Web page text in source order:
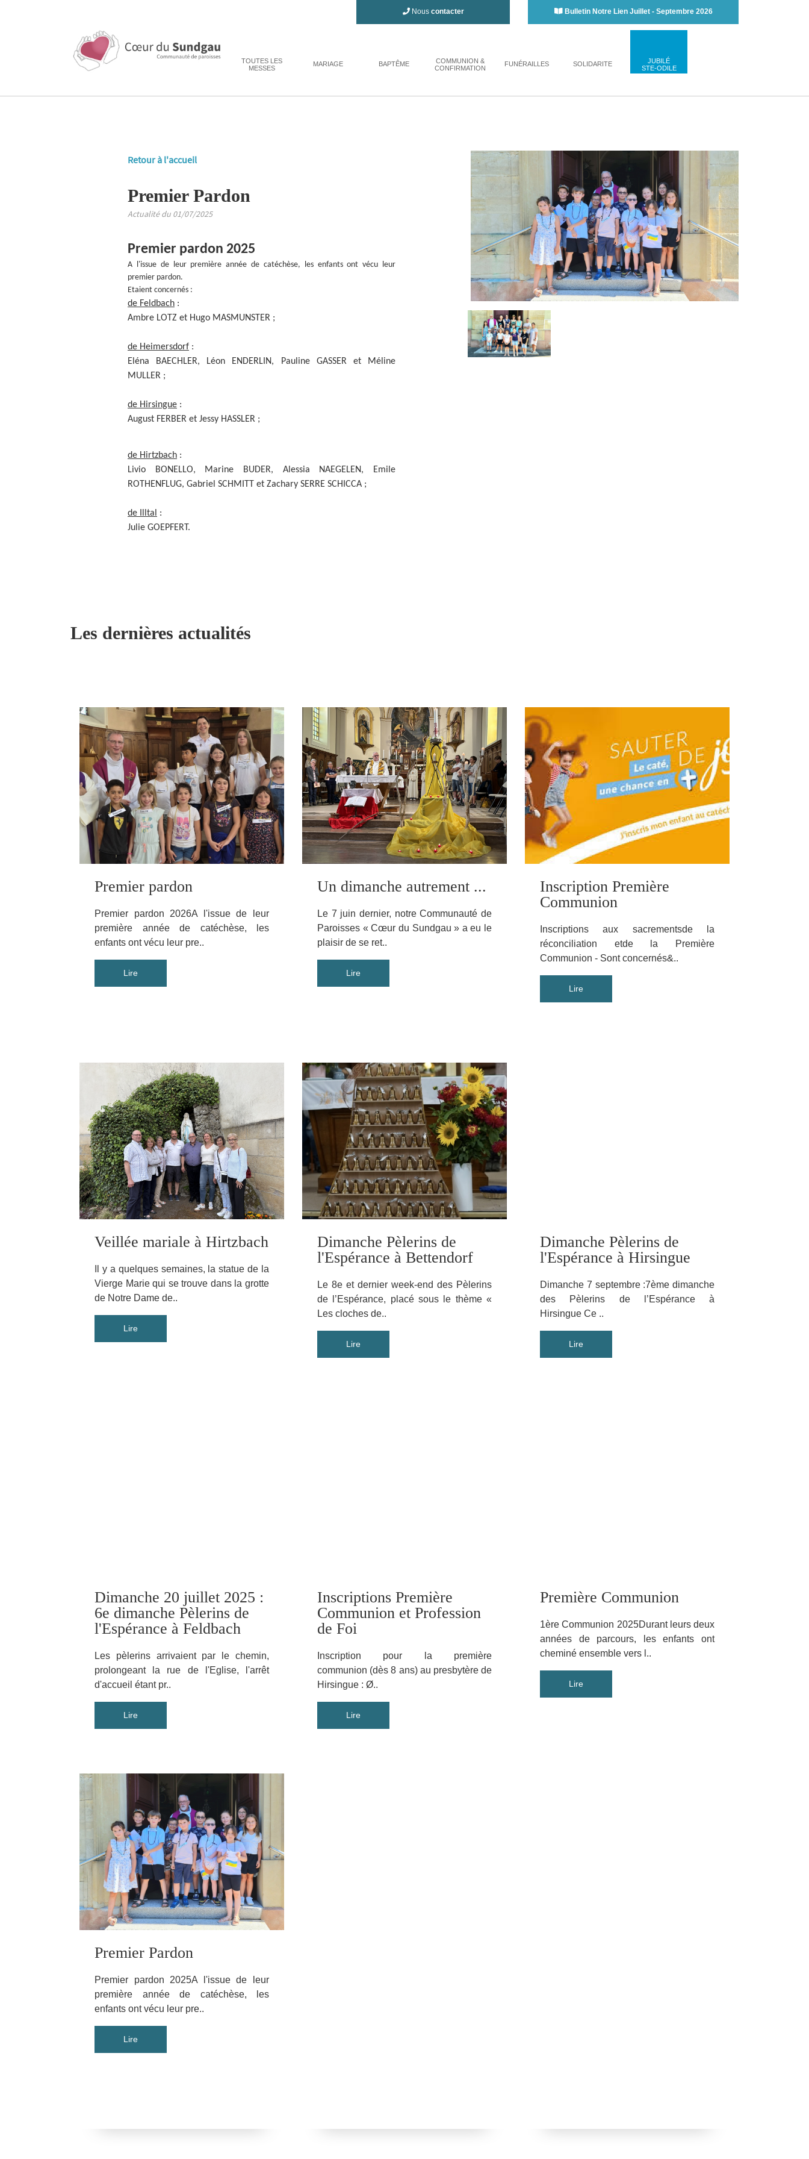
Nous contacter Bulletin Notre Lien Juillet - Septembre 2026
TOUTES LES
MESSES
MARIAGE BAPTÊME
COMMUNION &
CONFIRMATION
FUNÉRAILLES SOLIDARITE
JUBILÉ
STE-ODILE
Retour à l'accueil
Premier Pardon
Actualité du 01/07/2025
Premier pardon 2025
A l'issue de leur première année de catéchèse, les enfants ont vécu leur
premier pardon.
Etaient concernés :
de Feldbach :
Ambre LOTZ et Hugo MASMUNSTER ;
de Heimersdorf :
Eléna BAECHLER, Léon ENDERLIN, Pauline GASSER et Méline
MULLER ;
de Hirsingue :
August FERBER et Jessy HASSLER ;
de Hirtzbach :
Livio BONELLO, Marine BUDER, Alessia NAEGELEN, Emile
ROTHENFLUG, Gabriel SCHMITT et Zachary SERRE SCHICCA ;
de Illtal
:
Julie GOEPFERT.
Les dernières actualités
Premier pardon
Premier pardon 2026A l'issue de leur
première année de catéchèse, les
enfants ont vécu leur pre..
Un dimanche autrement ...
Le 7 juin dernier, notre Communauté de
Paroisses « Cœur du Sundgau » a eu le
plaisir de se ret..
Inscription Première
Communion
Inscriptions aux sacrementsde la
réconciliation etde la Première
Communion - Sont concernés&..
Veillée mariale à Hirtzbach
Il y a quelques semaines, la statue de la
Vierge Marie qui se trouve dans la grotte
de Notre Dame de..
Dimanche Pèlerins de
l'Espérance à Bettendorf
Le 8e et dernier week-end des Pèlerins
de l’Espérance, placé sous le thème «
Les cloches de..
Dimanche Pèlerins de
l'Espérance à Hirsingue
Dimanche 7 septembre :7ème dimanche
des Pèlerins de l’Espérance à
Hirsingue Ce ..
Dimanche 20 juillet 2025 :
6e dimanche Pèlerins de
l'Espérance à Feldbach
Les pèlerins arrivaient par le chemin,
prolongeant la rue de l'Eglise, l'arrêt
d'accueil étant pr..
Inscriptions Première
Communion et Profession
de Foi
Inscription pour la première
communion (dès 8 ans) au presbytère de
Hirsingue : Ø..
Première Communion
1ère Communion 2025Durant leurs deux
années de parcours, les enfants ont
cheminé ensemble vers l..
Premier Pardon
Premier pardon 2025A l'issue de leur
première année de catéchèse, les
enfants ont vécu leur pre..